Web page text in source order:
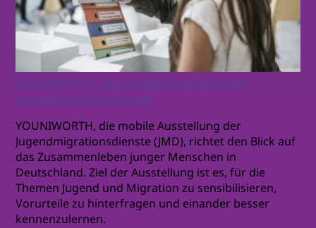
YOUNIWORTH – Die mobile Ausstellung der
Jugendmigrationsdienste
YOUNIWORTH, die mobile Ausstellung der
Jugendmigrationsdienste (JMD), richtet den Blick auf
das Zusammenleben junger Menschen in
Deutschland. Ziel der Ausstellung ist es, für die
Themen Jugend und Migration zu sensibilisieren,
Vorurteile zu hinterfragen und einander besser
kennenzulernen.